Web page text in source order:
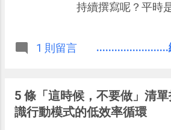
持續撰寫呢？平時
資訊的輸入與輸出
1 則留言
5 條「這時候，不要做」清
識行動模式的低效率循環